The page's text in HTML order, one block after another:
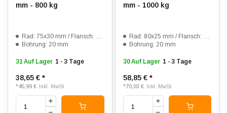
mm - 800 kg
Rad: 75x30 mm / Flansch: 100x40 mm
Bohrung: 20 mm
31 Auf Lager 1 - 3 Tage
38,65 € *
*45,99 € Inkl. MwSt.
mm - 1000 kg
Rad: 80x25 mm / Flansch: 100x36 mm
Bohrung: 20 mm
30 Auf Lager 1 - 3 Tage
58,85 € *
*70,03 € Inkl. MwSt.